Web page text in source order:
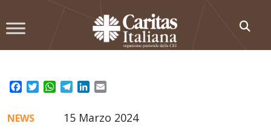
to
Facebook
TwitterWhatsApp
TelegramLinkedIn
15 Marzo 2024
NEWS